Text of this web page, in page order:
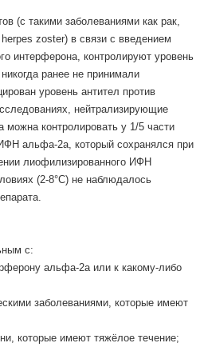
(с такими заболеваниями как рак,
zoster) в связи с введением
интерферона, контролируют уровень
ранее не принимали
уровень антител против
нейтрализирующие
контролировать у 1/5 части
альфа-2а, который сохранялся при
лиофилизированного ИФН
(2-8°С) не наблюдалось
с:
альфа-2а или к какому-либо
заболеваниями, которые имеют
которые имеют тяжёлое течение;